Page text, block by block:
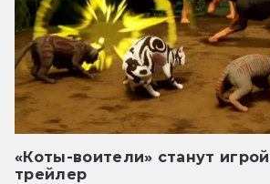
«Коты-воители» станут
трейлер